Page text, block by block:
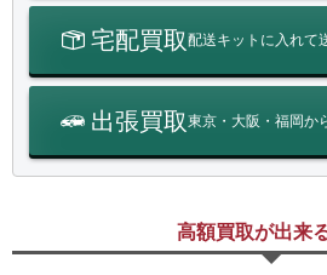
宅配買取配送キットに入れて
出張買取東京・大阪・福岡か
高額買取が出来